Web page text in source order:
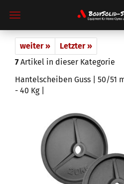
weiter »
Letzter »
7Artikel in dieser Kategorie
Hantelscheiben Guss | 50/51
- 40 Kg |